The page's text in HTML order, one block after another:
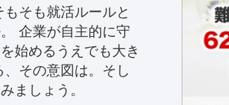
そも就活ルールと
企業が自主的に守
始めるうえでも大き
その意図は。そし
ましょう。